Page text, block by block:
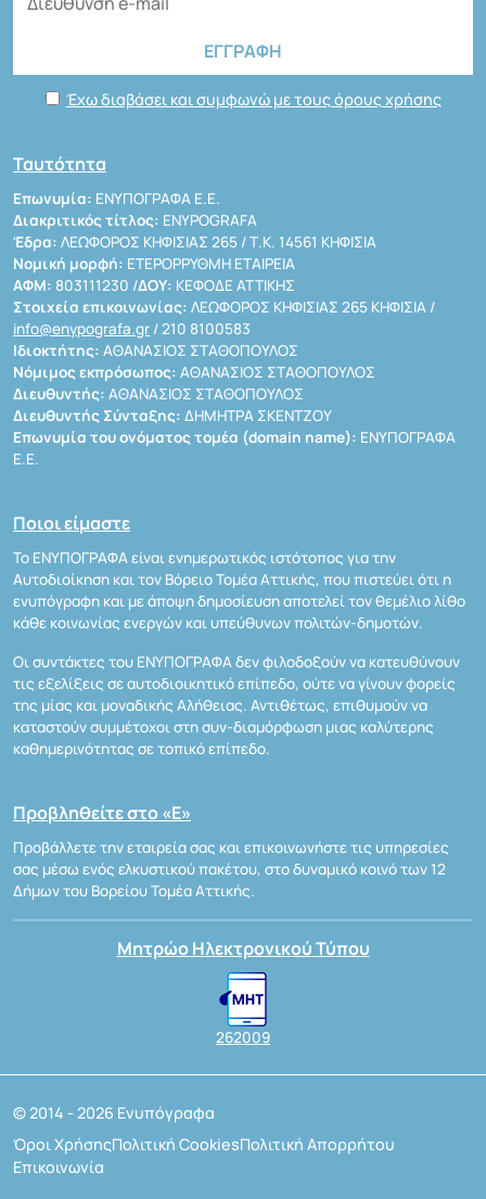
Έχω διαβάσει και συμφωνώ με τους όρους χρήσης
Ταυτότητα
Επωνυμία: ΕΝΥΠΟΓΡΑΦΑ Ε.Ε.
Διακριτικός τίτλος: ENYPOGRAFA
Έδρα: ΛΕΩΦΟΡΟΣ ΚΗΦΙΣΙΑΣ 265 / Τ.Κ. 14561 ΚΗΦΙΣΙΑ
Νομική μορφή: ΕΤΕΡΟΡΡΥΘΜΗ ΕΤΑΙΡΕΙΑ
ΑΦΜ: 803111230 /ΔΟΥ: ΚΕΦΟΔΕ ΑΤΤΙΚΗΣ
Στοιχεία επικοινωνίας: ΛΕΩΦΟΡΟΣ ΚΗΦΙΣΙΑΣ 265 ΚΗΦΙΣΙΑ /
info@enypografa.gr / 210 8100583
Ιδιοκτήτης: ΑΘΑΝΑΣΙΟΣ ΣΤΑΘΟΠΟΥΛΟΣ
Νόμιμος εκπρόσωπος: ΑΘΑΝΑΣΙΟΣ ΣΤΑΘΟΠΟΥΛΟΣ
Διευθυντής: ΑΘΑΝΑΣΙΟΣ ΣΤΑΘΟΠΟΥΛΟΣ
Διευθυντής Σύνταξης: ΔΗΜΗΤΡΑ ΣΚΕΝΤΖΟΥ
Επωνυμία του ονόματος τομέα (domain name): ΕΝΥΠΟΓΡΑΦΑ
Ε.Ε.
Ποιοι είμαστε
Το ΕΝΥΠΟΓΡΑΦΑ είναι ενημερωτικός ιστότοπος για την
Αυτοδιοίκηση και τον Βόρειο Τομέα Αττικής, που πιστεύει ότι η
ενυπόγραφη και με άποψη δημοσίευση αποτελεί τον θεμέλιο λίθο
κάθε κοινωνίας ενεργών και υπεύθυνων πολιτών-δημοτών.
Οι συντάκτες του ΕΝΥΠΟΓΡΑΦΑ δεν φιλοδοξούν να κατευθύνουν
τις εξελίξεις σε αυτοδιοικητικό επίπεδο, ούτε να γίνουν φορείς
της μίας και μοναδικής Αλήθειας. Αντιθέτως, επιθυμούν να
καταστούν συμμέτοχοι στη συν-διαμόρφωση μιας καλύτερης
καθημερινότητας σε τοπικό επίπεδο.
Προβληθείτε στο «Ε»
Προβάλλετε την εταιρεία σας και επικοινωνήστε τις υπηρεσίες
σας μέσω ενός ελκυστικού πακέτου, στο δυναμικό κοινό των 12
Δήμων του Βορείου Τομέα Αττικής.
Μητρώο Ηλεκτρονικού Τύπου
262009
© 2014 - 2026 Ενυπόγραφα
Όροι ΧρήσηςΠολιτική CookiesΠολιτική Απορρήτου
Επικοινωνία